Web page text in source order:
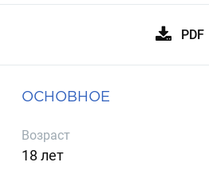
PDF
ОСНОВНОЕ
Возраст
18 лет